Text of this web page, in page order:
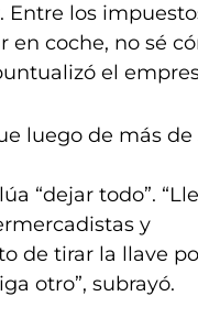
Entre los
en coche, no sé
el
luego de más de
“dejar todo”.
y
de tirar la llave
otro”, subrayó.